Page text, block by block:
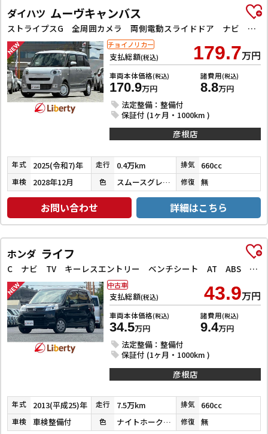
ダイハツ ムーヴキャンバス
ストライプスG 全周囲カメラ 両側電動スライドドア ナビ TV クリアランスソナー 衝突被害軽減システム スマートキー アイドリングストップ 電動格納ミラー シートヒーター ベンチシート CVT ESC
支払総額(税込) 179.7万円
車両本体価格(税込)
170.9万円
諸費用(税込)
8.8万円
法定整備：整備付
保証付 (1ヶ月・1000km )
チョイノリカー
彦根店
年式 2025(令和7)年 走行 0.4万km 排気 660cc
車検 2028年12月 色 スムースグレーマイカメタリック／シャイニングホワイトパール 修復 無
お問い合わせ 詳細はこちら
ホンダ ライフ
C ナビ TV キーレスエントリー ベンチシート AT ABS CD ミュージックプレイヤー接続可 衝突安全ボディ エアコン パワーステアリング パワーウィンドウ
支払総額(税込) 43.9万円
車両本体価格(税込)
34.5万円
諸費用(税込)
9.4万円
法定整備：整備付
保証付 (1ヶ月・1000km )
中古車
彦根店
年式 2013(平成25)年 走行 7.5万km 排気 660cc
車検 車検整備付 色 ナイトホークブラックパール 修復 無